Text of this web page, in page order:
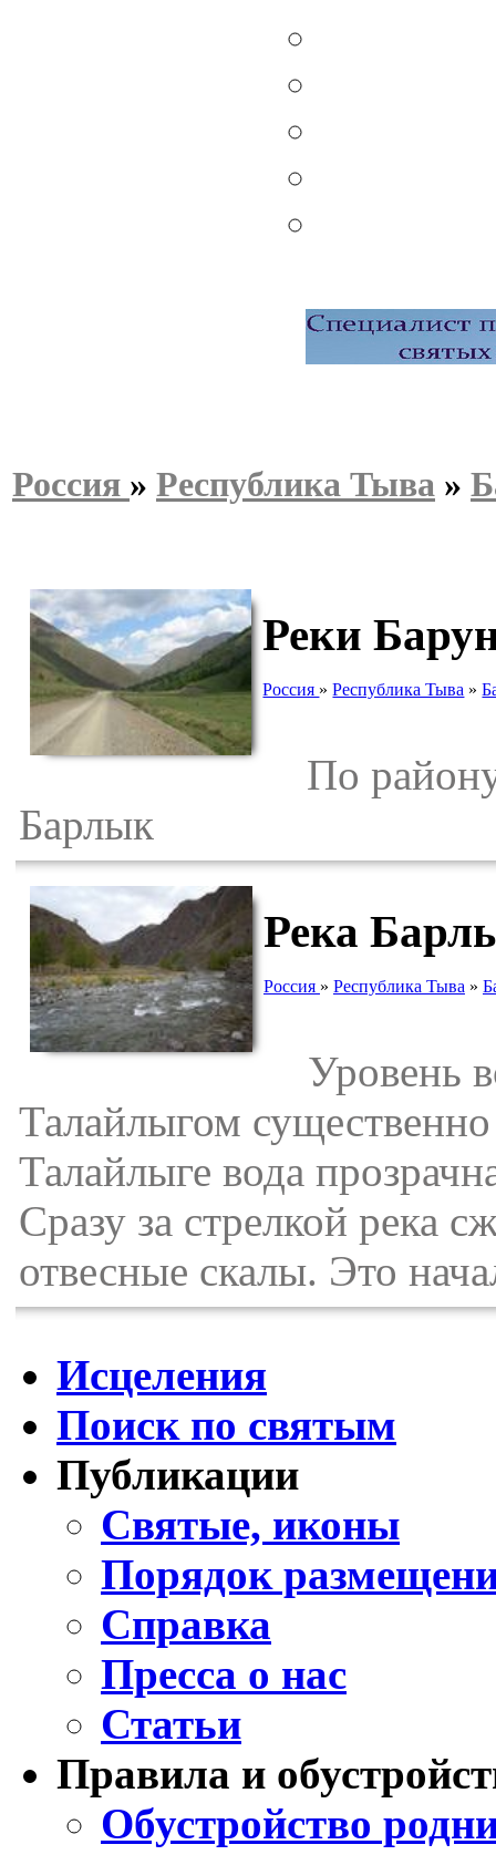
Россия » Республика Тыва »
Реки
Россия »Республика Тыва »
По району
Барлык
Река
Россия » Республика Тыва »
Уровень
Талайлыгом
Талайлыге вода
Сразу за стрелкой река
отвесные скалы. Это
Исцеления
Поиск по святым
Публикации
Святые, иконы
Порядок
Справка
Пресса о нас
Статьи
Правила и
Обустройство